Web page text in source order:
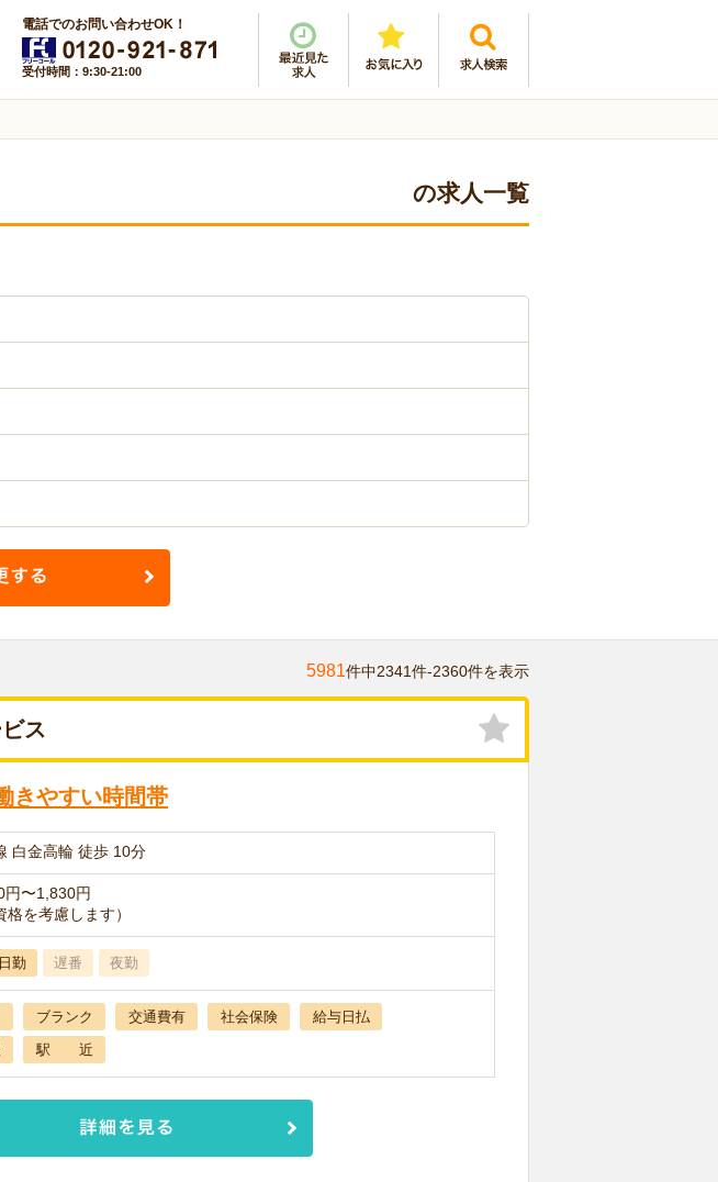
電話でのお問い合わせOK！
受付時間：9:30-21:00
の求人一覧
5981件中2341件-2360件を表示
ス
きやすい時間帯
白金高輪 徒歩 10分
円〜1,830円
格を考慮します）
日勤 遅番 夜勤
ブランク 交通費有 社会保険
給与日払
駅 近